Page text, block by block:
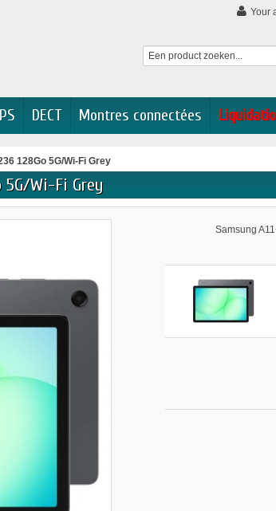
Your
DECT Montres connectées
128Go 5G/Wi-Fi Grey
5G/Wi-Fi Grey
Samsung